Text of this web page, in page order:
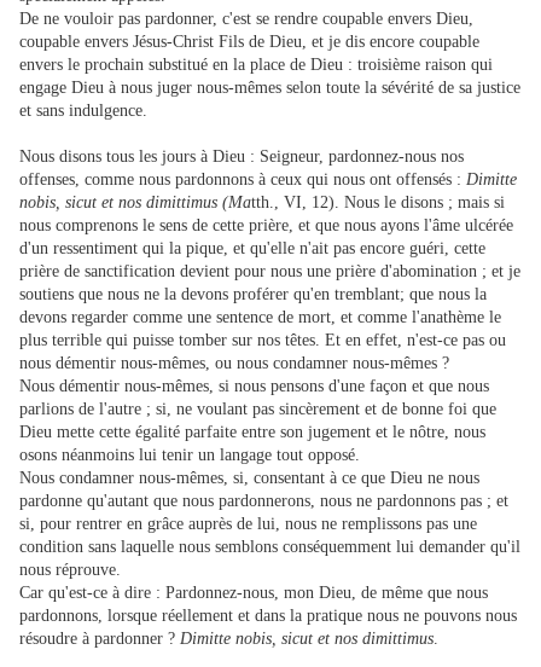
De ne vouloir pas pardonner, c'est se rendre coupable envers Dieu,
coupable envers Jésus-Christ Fils de Dieu, et je dis encore coupable
envers le prochain substitué en la place de Dieu : troisième raison qui
engage Dieu à nous juger nous-mêmes selon toute la sévérité de sa justice
et sans indulgence.
Nous disons tous les jours à Dieu : Seigneur, pardonnez-nous nos
offenses, comme nous pardonnons à ceux qui nous ont offensés : Dimitte
nobis, sicut et nos dimittimus (Matth., VI, 12). Nous le disons ; mais si
nous comprenons le sens de cette prière, et que nous ayons l'âme ulcérée
d'un ressentiment qui la pique, et qu'elle n'ait pas encore guéri, cette
prière de sanctification devient pour nous une prière d'abomination ; et je
soutiens que nous ne la devons proférer qu'en tremblant; que nous la
devons regarder comme une sentence de mort, et comme l'anathème le
plus terrible qui puisse tomber sur nos têtes. Et en effet, n'est-ce pas ou
nous démentir nous-mêmes, ou nous condamner nous-mêmes ?
Nous démentir nous-mêmes, si nous pensons d'une façon et que nous
parlions de l'autre ; si, ne voulant pas sincèrement et de bonne foi que
Dieu mette cette égalité parfaite entre son jugement et le nôtre, nous
osons néanmoins lui tenir un langage tout opposé.
Nous condamner nous-mêmes, si, consentant à ce que Dieu ne nous
pardonne qu'autant que nous pardonnerons, nous ne pardonnons pas ; et
si, pour rentrer en grâce auprès de lui, nous ne remplissons pas une
condition sans laquelle nous semblons conséquemment lui demander qu'il
nous réprouve.
Car qu'est-ce à dire : Pardonnez-nous, mon Dieu, de même que nous
pardonnons, lorsque réellement et dans la pratique nous ne pouvons nous
résoudre à pardonner ? Dimitte nobis, sicut et nos dimittimus.